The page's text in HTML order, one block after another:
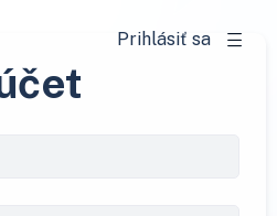
Prihlásiť sa